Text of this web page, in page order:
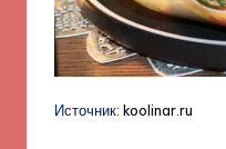
Источник: koolinar.ru